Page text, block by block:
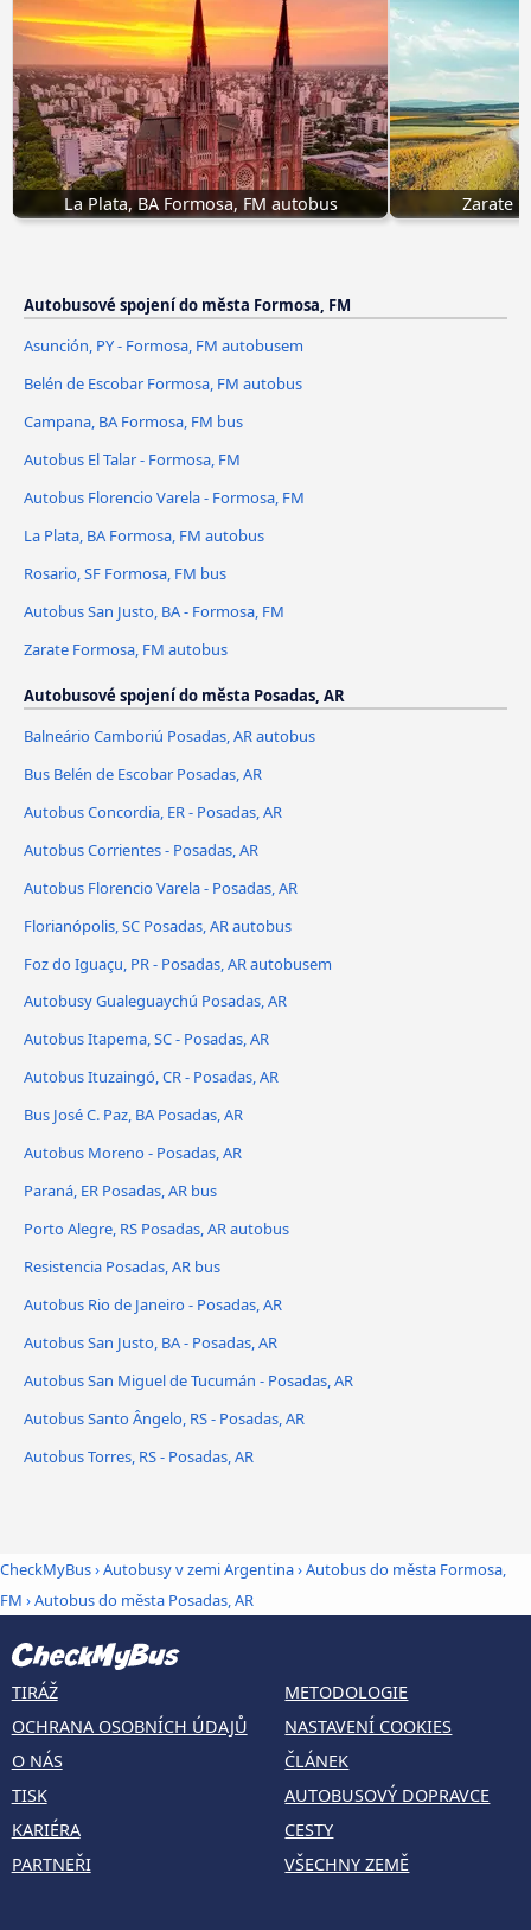
La Plata, BA Formosa, FM autobus Zarate
Autobusové spojení do města Formosa, FM
Asunción, PY - Formosa, FM autobusem
Belén de Escobar Formosa, FM autobus
Campana, BA Formosa, FM bus
Autobus El Talar - Formosa, FM
Autobus Florencio Varela - Formosa, FM
La Plata, BA Formosa, FM autobus
Rosario, SF Formosa, FM bus
Autobus San Justo, BA - Formosa, FM
Zarate Formosa, FM autobus
Autobusové spojení do města Posadas, AR
Balneário Camboriú Posadas, AR autobus
Bus Belén de Escobar Posadas, AR
Autobus Concordia, ER - Posadas, AR
Autobus Corrientes - Posadas, AR
Autobus Florencio Varela - Posadas, AR
Florianópolis, SC Posadas, AR autobus
Foz do Iguaçu, PR - Posadas, AR autobusem
Autobusy Gualeguaychú Posadas, AR
Autobus Itapema, SC - Posadas, AR
Autobus Ituzaingó, CR - Posadas, AR
Bus José C. Paz, BA Posadas, AR
Autobus Moreno - Posadas, AR
Paraná, ER Posadas, AR bus
Porto Alegre, RS Posadas, AR autobus
Resistencia Posadas, AR bus
Autobus Rio de Janeiro - Posadas, AR
Autobus San Justo, BA - Posadas, AR
Autobus San Miguel de Tucumán - Posadas, AR
Autobus Santo Ângelo, RS - Posadas, AR
Autobus Torres, RS - Posadas, AR
CheckMyBus›Autobusy v zemi Argentina›Autobus do města Formosa,
FM ›Autobus do města Posadas, AR
TIRÁŽ
OCHRANA OSOBNÍCH ÚDAJŮ
O NÁS
TISK
KARIÉRA
PARTNEŘI
METODOLOGIE
NASTAVENÍ COOKIES
ČLÁNEK
AUTOBUSOVÝ DOPRAVCE
CESTY
VŠECHNY ZEMĚ